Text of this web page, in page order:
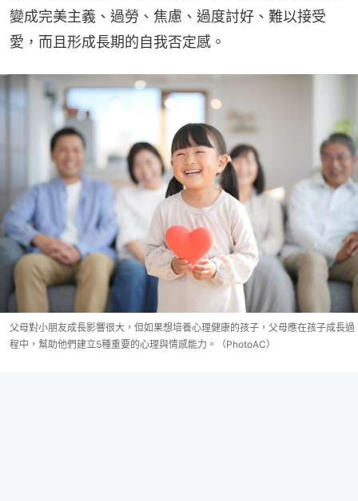
變成完美主義、過勞、焦慮、過度討好、難以接受
愛，而且形成長期的自我否定感。
父母對小朋友成長影響很大，但如果想培養心理健康的孩子，父母應在孩子成長過
程中，幫助他們建立5種重要的心理與情感能力。（PhotoAC）